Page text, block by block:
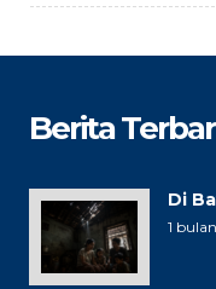
Berita
Di
1